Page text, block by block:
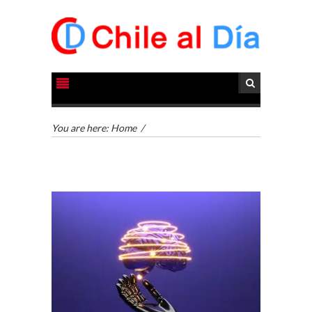
You are here: Home /
OPORTUNIDADES
PARA EL
DESARROLLO LOCAL
El Desierto de
Atacama: Motor
Estratégico para el
LA INDUSTRIA